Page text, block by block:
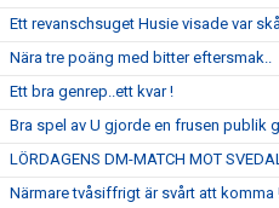
Ett revanschsuget Husie visade var
Nära tre poäng med bitter eftersmak..
Ett bra genrep..ett kvar !
Bra spel av U gjorde en frusen publik
LÖRDAGENS DM-MATCH MOT
Närmare tvåsiffrigt är svårt att komma !